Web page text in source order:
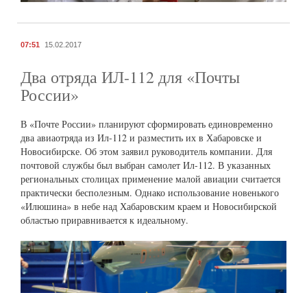
07:51 15.02.2017
Два отряда ИЛ-112 для «Почты
России»
В «Почте России» планируют сформировать единовременно
два авиаотряда из Ил-112 и разместить их в Хабаровске и
Новосибирске. Об этом заявил руководитель компании. Для
почтовой службы был выбран самолет Ил-112. В указанных
региональных столицах применение малой авиации считается
практически бесполезным. Однако использование новенького
«Илюшина» в небе над Хабаровским краем и Новосибирской
областью приравнивается к идеальному.